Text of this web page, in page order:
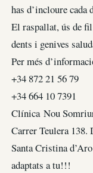
has d’incloure
El raspallat, ús de
dents i genives
Per més
+34 872 21 56 79
+34 664 10 7391
Clínica Nou
Carrer Teulera 138.
Santa Cristina
adaptats a tu!!!